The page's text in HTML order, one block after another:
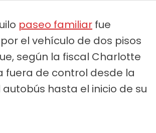
paseo familiar fue
el vehículo de dos pisos
según la fiscal Charlotte
fuera de control desde la
hasta el inicio de su